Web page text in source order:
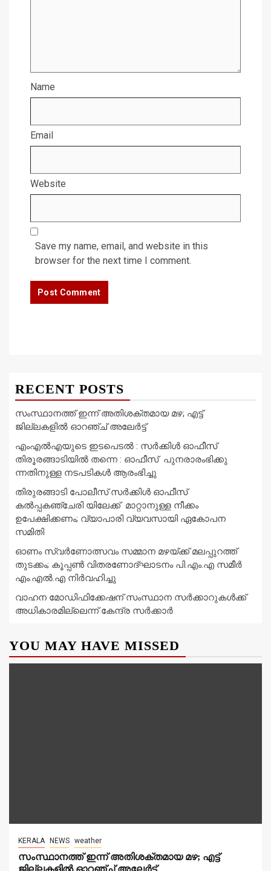
Name
Email
Website
Save my name, email, and website in this
browser for the next time I comment.
RECENT POSTS
സംസ്ഥാനത്ത് ഇന്ന് അതിശക്തമായ മഴ; എട്ട്
ജില്ലകളിൽ ഓറഞ്ച് അലേര്‍ട്ട്
എംഎൽഎയുടെ ഇടപെടൽ : സര്‍ക്കിള്‍ ഓഫീസ്
തിരൂരങ്ങാടിയിൽ തന്നെ : ഓഫീസ് പുനരാരംഭിക്കു
ന്നതിനുള്ള നടപടികൾ ആരംഭിച്ചു
തിരുരങ്ങാടി പോലീസ് സർക്കിൾ ഓഫീസ്
കൽപ്പകഞ്ചേരി യിലേക്ക് മാറ്റാനുള്ള നീക്കം
ഉപേക്ഷിക്കണം; വ്യാപാരി വ്യവസായി ഏകോപന
സമിതി
ഓണം സ്വർണോത്സവം സമ്മാന മഴയ്ക്ക് മലപ്പുറത്ത്
തുടക്കം; കൂപ്പൺ വിതരണോദ്ഘാടനം പി.എം.എ സമീർ
എം.എൽ.എ നിർവഹിച്ചു
വാഹന മോഡിഫിക്കേഷന് സംസ്ഥാന സർക്കാറുകൾക്ക്
അധികാരമില്ലെന്ന് കേന്ദ്ര സർക്കാർ
YOU MAY HAVE MISSED
KERALA NEWS weather
സംസ്ഥാനത്ത് ഇന്ന് അതിശക്തമായ മഴ; എട്ട്
ജില്ലകളിൽ ഓറഞ്ച് അലേര്‍ട്ട്